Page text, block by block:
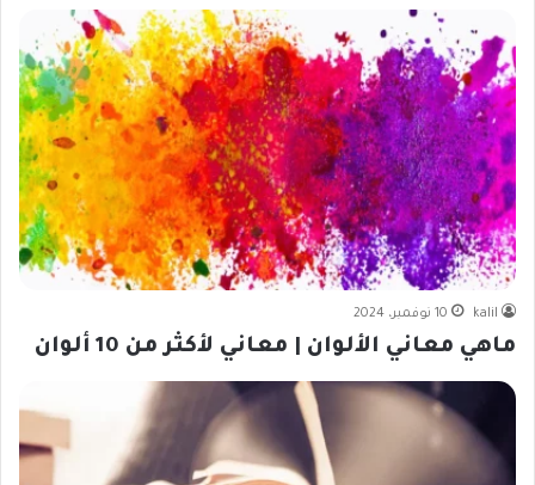
kalil 10 نوفمبر، 2024
ماهي معاني الألوان | معاني لأكثر من 10 ألوان